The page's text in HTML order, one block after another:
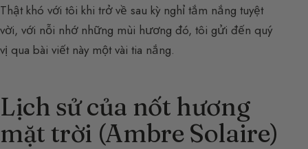
Thật khó với tôi khi trở về sau kỳ nghỉ tắm nắng tuyệt
vời, với nỗi nhớ những mùi hương đó, tôi gửi đến quý
vị qua bài viết này một vài tia nắng.
Lịch sử của nốt hương
mặt trời (Ambre Solaire)